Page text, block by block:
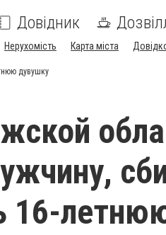
Довідник
Нерухомість Карта міста
дувушку
16-